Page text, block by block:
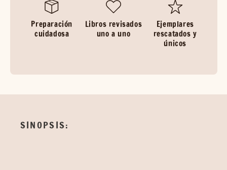
Preparación
cuidadosa
Libros revisados
uno a uno
Ejemplares
rescatados y
únicos
SINOPSIS: